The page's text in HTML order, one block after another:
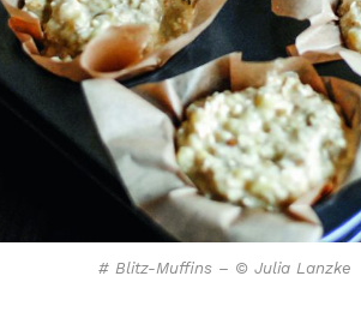
# Blitz-Muffins – © Julia Lanzke